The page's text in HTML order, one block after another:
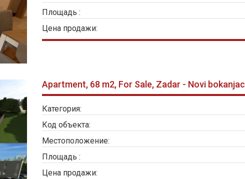
Площадь :
Цена продажи:
Apartment, 68 m2, For Sale, Zadar - Novi bokanjac
Категория:
Код объекта:
Местоположение:
Площадь :
Цена продажи: